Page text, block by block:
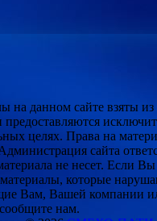
на данном сайте взяты
предоставляются
целях. Права на
сайта
не несет. Если
которые
Вам, Вашей компании
нам.